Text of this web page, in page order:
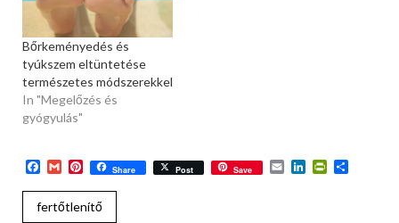
Bőrkeményedés és
tyúkszem eltüntetése
természetes módszerekkel
In "Megelőzés és
gyógyulás"
Facebook
GmailPinterest
Share Post Save EmailLinkedIn
fertőtlenítő